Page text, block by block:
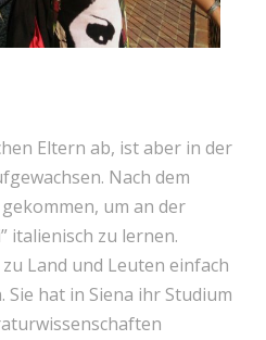
Eltern ab, ist aber in der
Nach dem
um an der
italienisch zu lernen.
Land und Leuten einfach
Sie hat in Siena ihr Studium